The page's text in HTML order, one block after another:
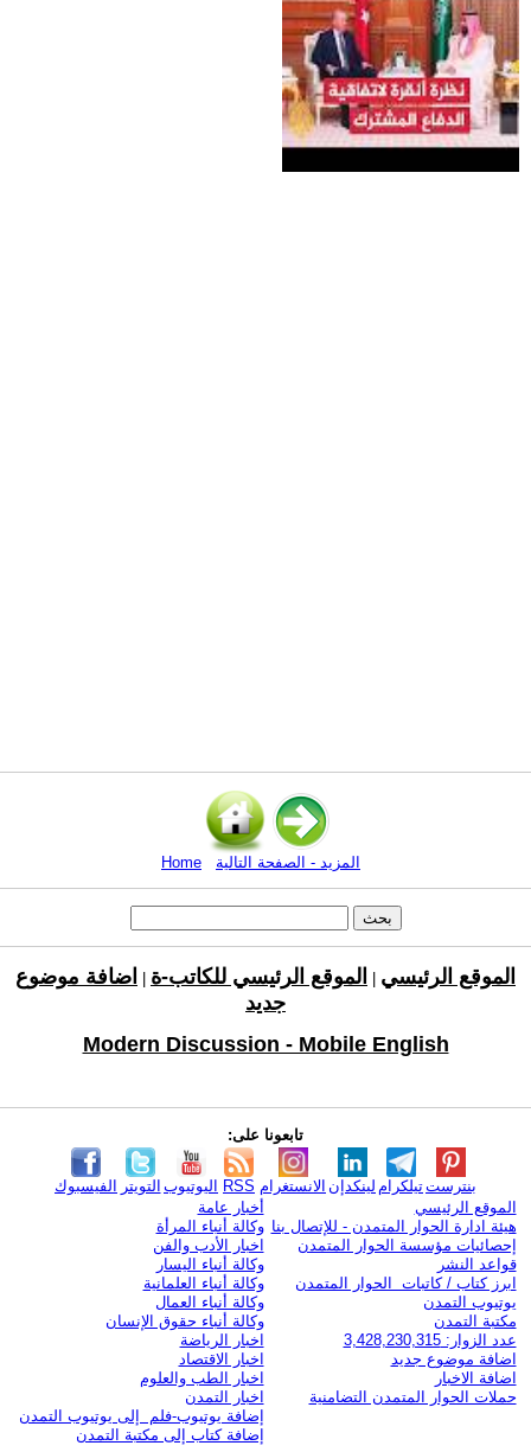
Home المزيد - الصفحة التالية
الموقع الرئيسي الموقع الرئيسي للكاتب-ة
اضافة موضوع
جديد
Modern Discussion - Mobile English
تابعونا على:
الفيسبوك التويتر اليوتيوب RSS الانستغرام لينكدإن تيلكرامبنترست
الموقع الرئيسي
هيئة ادارة الحوار المتمدن - للإتصال بنا
إحصائيات مؤسسة الحوار المتمدن
قواعد النشر
ابرز كتاب / كاتبات الحوار المتمدن
يوتيوب التمدن
مكتبة التمدن
عدد الزوار: 3,428,230,315
اضافة موضوع جديد
اضافة الاخبار
حملات الحوار المتمدن التضامنية
أخبار عامة
وكالة أنباء المرأة
اخبار الأدب والفن
وكالة أنباء اليسار
وكالة أنباء العلمانية
وكالة أنباء العمال
وكالة أنباء حقوق الإنسان
اخبار الرياضة
اخبار الاقتصاد
اخبار الطب والعلوم
اخبار التمدن
إضافة يوتيوب-فلم إلى يوتيوب التمدن
إضافة كتاب إلى مكتبة التمدن